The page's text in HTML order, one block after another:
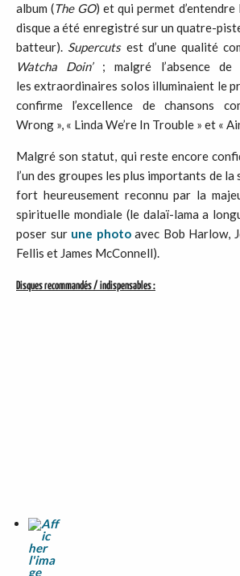
album (The GO) et qui permet
disque a été enregistré sur un quatre-
batteur). Supercutsest d’une qualité
Watcha Doin’; malgré l’absence de
les extraordinaires solos illuminaient le
confirme l’excellence de chansons
Wrong », « Linda We’re In Trouble » et «
Malgré son statut, qui reste encore
l’un des groupes les plus importants de
fort heureusement reconnu par la
spirituelle mondiale (le dalaï-lama a
poser sur une photoavec Bob Harlow,
Fellis et James McConnell).
Disques recommandés / indispensables :